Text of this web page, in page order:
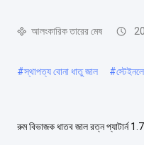
আলংকারিক তারের মেষ
#স্থাপত্য বোনা ধাতু জাল #
রুম বিভাজক ধাতব জাল রত্ন প্যাটার্ন